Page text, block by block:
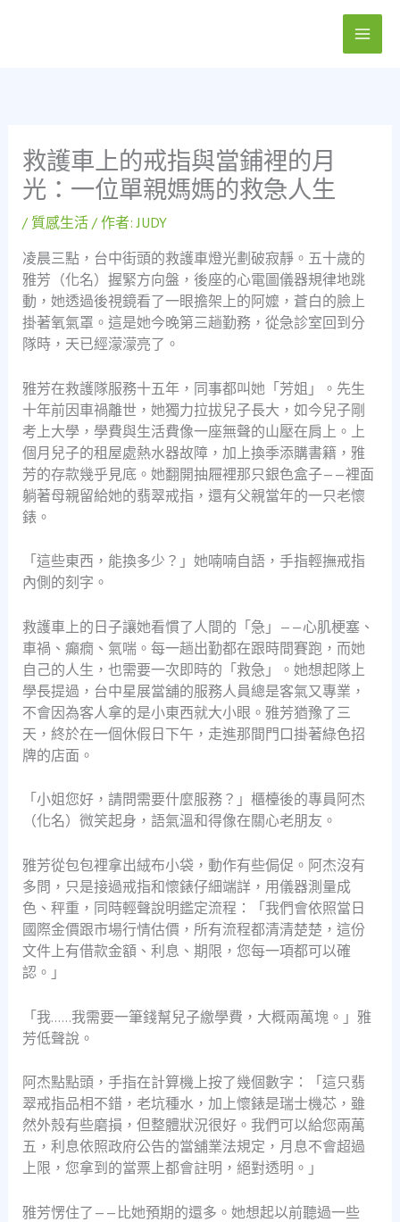
救護車上的戒指與當鋪裡的月
光：一位單親媽媽的救急人生
/ 質感生活/ 作者:JUDY
凌晨三點，台中街頭的救護車燈光劃破寂靜。五十歲的
雅芳（化名）握緊方向盤，後座的心電圖儀器規律地跳
動，她透過後視鏡看了一眼擔架上的阿嬤，蒼白的臉上
掛著氧氣罩。這是她今晚第三趟勤務，從急診室回到分
隊時，天已經濛濛亮了。
雅芳在救護隊服務十五年，同事都叫她「芳姐」。先生
十年前因車禍離世，她獨力拉拔兒子長大，如今兒子剛
考上大學，學費與生活費像一座無聲的山壓在肩上。上
個月兒子的租屋處熱水器故障，加上換季添購書籍，雅
芳的存款幾乎見底。她翻開抽屜裡那只銀色盒子——裡面
躺著母親留給她的翡翠戒指，還有父親當年的一只老懷
錶。
「這些東西，能換多少？」她喃喃自語，手指輕撫戒指
內側的刻字。
救護車上的日子讓她看慣了人間的「急」——心肌梗塞、
車禍、癲癇、氣喘。每一趟出勤都在跟時間賽跑，而她
自己的人生，也需要一次即時的「救急」。她想起隊上
學長提過，台中星展當舖的服務人員總是客氣又專業，
不會因為客人拿的是小東西就大小眼。雅芳猶豫了三
天，終於在一個休假日下午，走進那間門口掛著綠色招
牌的店面。
「小姐您好，請問需要什麼服務？」櫃檯後的專員阿杰
（化名）微笑起身，語氣溫和得像在關心老朋友。
雅芳從包包裡拿出絨布小袋，動作有些侷促。阿杰沒有
多問，只是接過戒指和懷錶仔細端詳，用儀器測量成
色、秤重，同時輕聲說明鑑定流程：「我們會依照當日
國際金價跟市場行情估價，所有流程都清清楚楚，這份
文件上有借款金額、利息、期限，您每一項都可以確
認。」
「我……我需要一筆錢幫兒子繳學費，大概兩萬塊。」雅
芳低聲說。
阿杰點點頭，手指在計算機上按了幾個數字：「這只翡
翠戒指品相不錯，老坑種水，加上懷錶是瑞士機芯，雖
然外殼有些磨損，但整體狀況很好。我們可以給您兩萬
五，利息依照政府公告的當舖業法規定，月息不會超過
上限，您拿到的當票上都會註明，絕對透明。」
雅芳愣住了——比她預期的還多。她想起以前聽過一些